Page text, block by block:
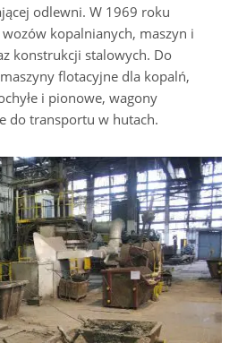
odlewni. W 1969 roku
kopalnianych, maszyn i
konstrukcji stalowych. Do
flotacyjne dla kopalń,
i pionowe, wagony
do transportu w hutach.